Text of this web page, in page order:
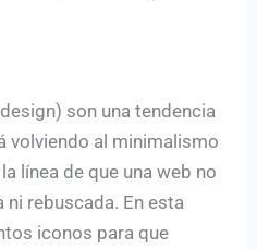
son una tendencia
volviendo al minimalismo
línea de que una web no
rebuscada. En esta
iconos para que